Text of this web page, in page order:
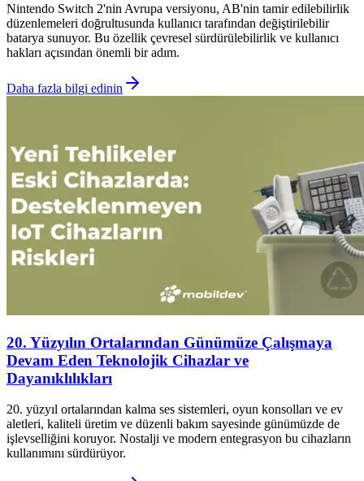
Nintendo Switch 2'nin Avrupa versiyonu, AB'nin tamir edilebilirlik
düzenlemeleri doğrultusunda kullanıcı tarafından değiştirilebilir
batarya sunuyor. Bu özellik çevresel sürdürülebilirlik ve kullanıcı
hakları açısından önemli bir adım.
Daha fazla bilgi edinin
20. Yüzyılın Ortalarından Günümüze Çalışmaya
Devam Eden Teknolojik Cihazlar ve
Dayanıklılıkları
20. yüzyıl ortalarından kalma ses sistemleri, oyun konsolları ve ev
aletleri, kaliteli üretim ve düzenli bakım sayesinde günümüzde de
işlevselliğini koruyor. Nostalji ve modern entegrasyon bu cihazların
kullanımını sürdürüyor.